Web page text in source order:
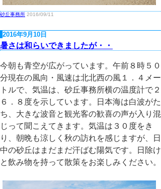
砂丘事務所 2016/09/11
2016年9月10日
暑さは和らいできましたが・・
今朝も青空が広がっています。午前８時５０
分現在の風向・風速は北北西の風１．４メー
トルで、気温は、砂丘事務所横の温度計で２
６．８度を示しています。日本海は白波がた
ち、大きな波音と観光客の歓喜の声が入り混
じって聞こえてきます。気温は３０度をき
り、朝晩も涼しく秋の訪れを感じますが、日
中の砂丘はまだまだ汗ばむ陽気です。日除け
と飲み物を持って散策をお楽しみください。